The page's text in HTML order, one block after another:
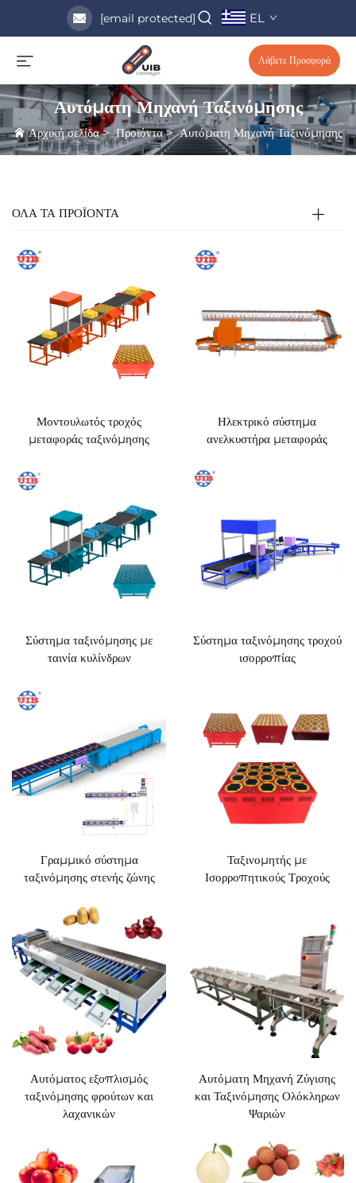
[email protected] EL
Λάβετε Προσφορά
Αυτόματη Μηχανή Ταξινόμησης
Αρχική σελίδα>Προϊόντα>Αυτόματη Μηχανή Ταξινόμησης
ΟΛΑ ΤΑ ΠΡΟΪΟΝΤΑ
Μοντουλωτός τροχός
μεταφοράς ταξινόμησης
Ηλεκτρικό σύστημα
ανελκυστήρα μεταφοράς
Σύστημα ταξινόμησης με
ταινία κυλίνδρων
Σύστημα ταξινόμησης τροχού
ισορροπίας
Γραμμικό σύστημα
ταξινόμησης στενής ζώνης
Ταξινομητής με
Ισορροπητικούς Τροχούς
Αυτόματος εξοπλισμός
ταξινόμησης φρούτων και
λαχανικών
Αυτόματη Μηχανή Ζύγισης
και Ταξινόμησης Ολόκληρων
Ψαριών